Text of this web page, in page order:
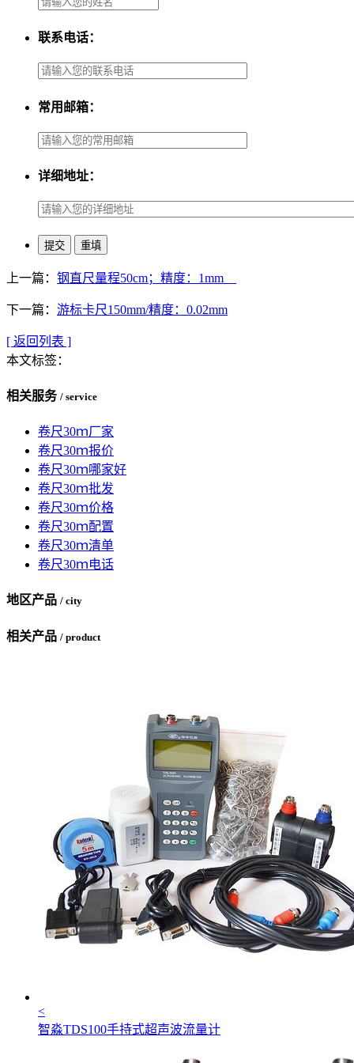
联系电话：
常用邮箱：
详细地址：
上一篇： 钢直尺量程50cm；精度：1mm
下一篇： 游标卡尺150mm/精度：0.02mm
[ 返回列表 ]
本文标签：
相关服务 / service
卷尺30ｍ厂家
卷尺30ｍ报价
卷尺30ｍ哪家好
卷尺30ｍ批发
卷尺30ｍ价格
卷尺30ｍ配置
卷尺30ｍ清单
卷尺30ｍ电话
地区产品 / city
相关产品 / product
<
智淼TDS100手持式超声波流量计